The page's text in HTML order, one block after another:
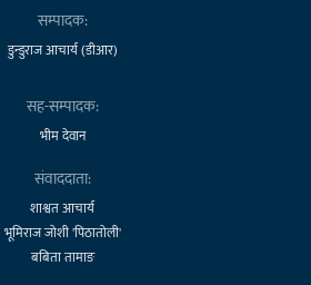
सम्पादक:
डुन्डुराज आचार्य (डीआर)
सह-सम्पादक:
भीम देवान
संवाददाता:
शाश्वत आचार्य
भूमिराज जोशी 'पिठातोली'
बबिता तामाङ